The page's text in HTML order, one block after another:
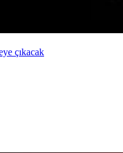
çıkacak